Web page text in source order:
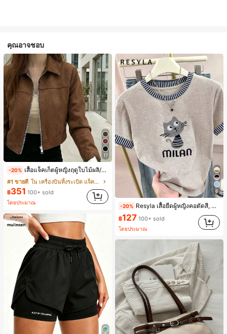
คุณอาจชอบ
17
-20% เสื้อแจ็คเก็ตผู้หญิงฤดูใบไม้ผลิ/ใบไม้ร่วง สีพื้น หนังเทียม สไตล์ปกคอเสื้อ ซิปขึ้น แขนยาว สไตล์ลำลอง วิทยาลัย สนามบิน เสื้อนอก สีน้ำตาล สไตล์สบายๆ ฤดูใบไม้ร่วง
#1 ขายดี
ใน เครื่องบินทิ้งระเบิด แจ็คเก็ตผู้หญิง
฿351 100+ sold
โดยประมาณ
6
-20% Resyla เสื้อยืดผู้หญิงคอตัดสี, หลากสี, ลายพิมพ์แมวน่ารัก, เสื้อสำหรับออกไปเที่ยวฤดูร้อน, ดีไซน์กราฟิก, ความรู้สึกพรีเมียม, ลำลองอเนกประสงค์, สวมใส่ประจำวัน, กลางแจ้ง, ช้อปปิ้ง, การเดินทาง เสื้อผ้ากลางแจ้ง
฿127 100+ sold
โดยประมาณ